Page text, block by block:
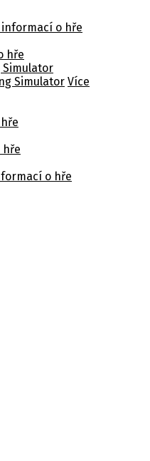
informací o hře
hře
Simulator
Více
hře
o hře